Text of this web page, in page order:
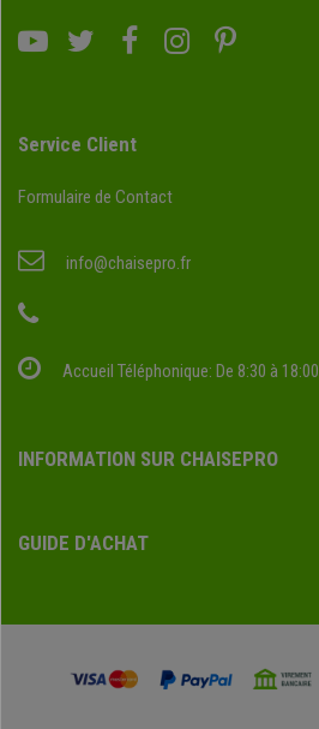
Service Client
Formulaire de Contact
info@chaisepro.fr
Accueil Téléphonique: De 8:30 à 18:00
INFORMATION SUR CHAISEPRO
GUIDE D'ACHAT